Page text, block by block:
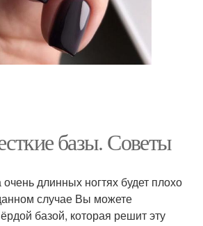
базы. Советы
длинных ногтях будет плохо
случае Вы можете
базой, которая решит эту